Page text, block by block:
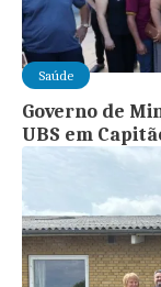
Saúde
Governo de
UBS em